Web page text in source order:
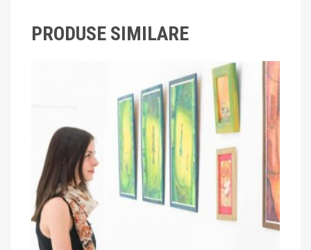
PRODUSE SIMILARE